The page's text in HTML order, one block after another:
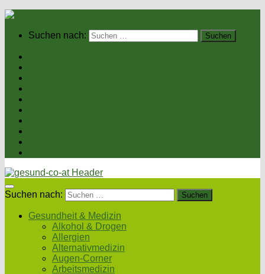
Suchen nach:
Suchen nach:
Gesundheit & Medizin
Alkohol & Drogen
Allergien
Alternativmedizin
Augen-Corner
Arbeitsmedizin